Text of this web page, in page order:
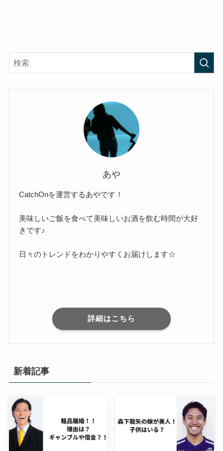
あや
CatchOnを運営するあやです！
美味しいご飯を食べて美味しいお酒を飲む時間が大好
きです♪
日々のトレンドをわかりやすくお届けします☆
詳細はこちら
新着記事